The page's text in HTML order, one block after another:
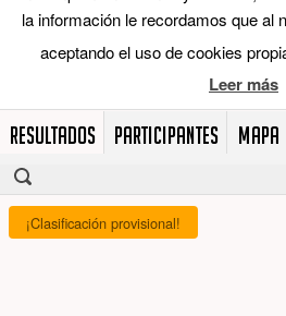
RESULTADOS PARTICIPANTES MAPA
¡Clasificación provisional!